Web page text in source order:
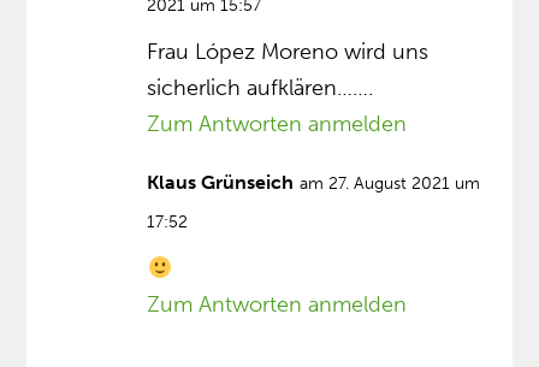
2021 um 15:57
Frau López Moreno wird uns
sicherlich aufklären…….
Zum Antworten anmelden
Klaus Grünseich am 27. August 2021 um
17:52
Zum Antworten anmelden